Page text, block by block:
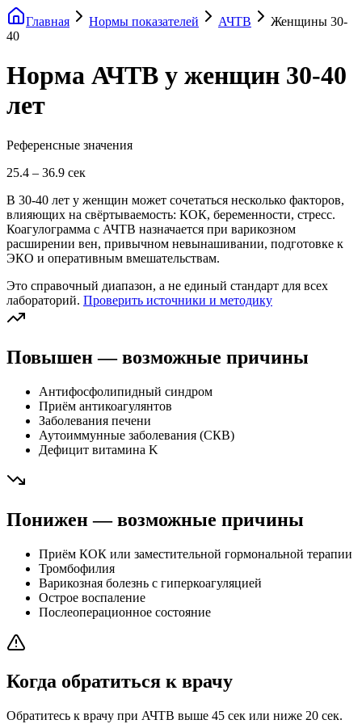
Главная Нормы показателей АЧТВ
Женщины 30-
40
Норма АЧТВ у женщин 30-40
лет
Референсные значения
25.4 – 36.9 сек
В 30-40 лет у женщин может сочетаться несколько факторов,
влияющих на свёртываемость: КОК, беременности, стресс.
Коагулограмма с АЧТВ назначается при варикозном
расширении вен, привычном невынашивании, подготовке к
ЭКО и оперативным вмешательствам.
Это справочный диапазон, а не единый стандарт для всех
лабораторий. Проверить источники и методику
Повышен — возможные причины
Антифосфолипидный синдром
Приём антикоагулянтов
Заболевания печени
Аутоиммунные заболевания (СКВ)
Дефицит витамина K
Понижен — возможные причины
Приём КОК или заместительной гормональной терапии
Тромбофилия
Варикозная болезнь с гиперкоагуляцией
Острое воспаление
Послеоперационное состояние
Когда обратиться к врачу
Обратитесь к врачу при АЧТВ выше 45 сек или ниже 20 сек.